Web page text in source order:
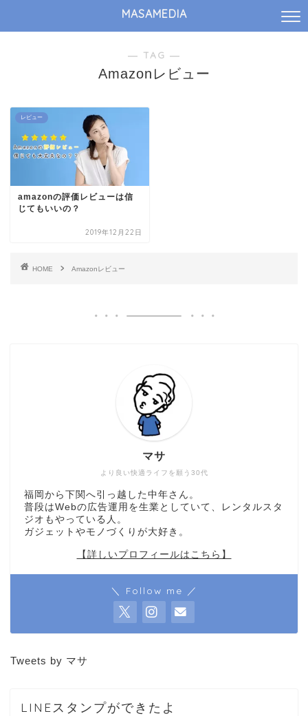
MASAMEDIA
― TAG ―
Amazonレビュー
レビュー
amazonの評価レビューは信
じてもいいの？
2019年12月22日
HOME Amazonレビュー
より良い快適ライフを願う30代
マサ
福岡から下関へ引っ越した中年さん。
普段はWebの広告運用を生業としていて、レンタルスタ
ジオもやっている人。
ガジェットやモノづくりが大好き。
【詳しいプロフィールはこちら】
＼ Follow me ／
Tweets by マサ
LINEスタンプができたよ